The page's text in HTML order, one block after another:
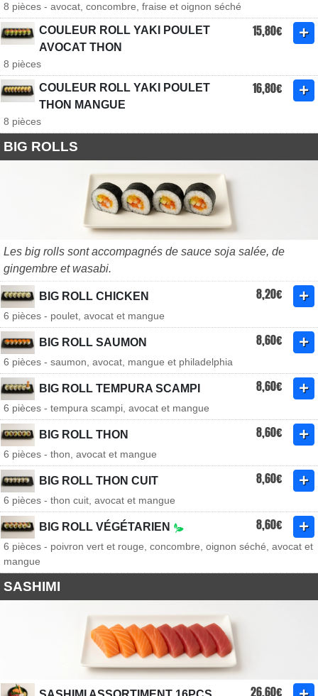
8 pièces - avocat, concombre, fraise et oignon séché
COULEUR ROLL YAKI POULET
AVOCAT THON
15,80€
8 pièces
COULEUR ROLL YAKI POULET
THON MANGUE
16,80€
8 pièces
BIG ROLLS
Les big rolls sont accompagnés de sauce soja salée, de
gingembre et wasabi.
BIG ROLL CHICKEN 8,20€
6 pièces - poulet, avocat et mangue
BIG ROLL SAUMON 8,60€
6 pièces - saumon, avocat, mangue et philadelphia
BIG ROLL TEMPURA SCAMPI 8,60€
6 pièces - tempura scampi, avocat et mangue
BIG ROLL THON 8,60€
6 pièces - thon, avocat et mangue
BIG ROLL THON CUIT 8,60€
6 pièces - thon cuit, avocat et mangue
BIG ROLL VÉGÉTARIEN 8,60€
6 pièces - poivron vert et rouge, concombre, oignon séché, avocat et
mangue
SASHIMI
26,60€